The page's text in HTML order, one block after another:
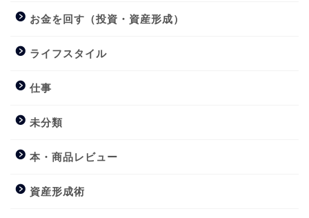
お金を回す（投資・資産形成）
ライフスタイル
仕事
未分類
本・商品レビュー
資産形成術